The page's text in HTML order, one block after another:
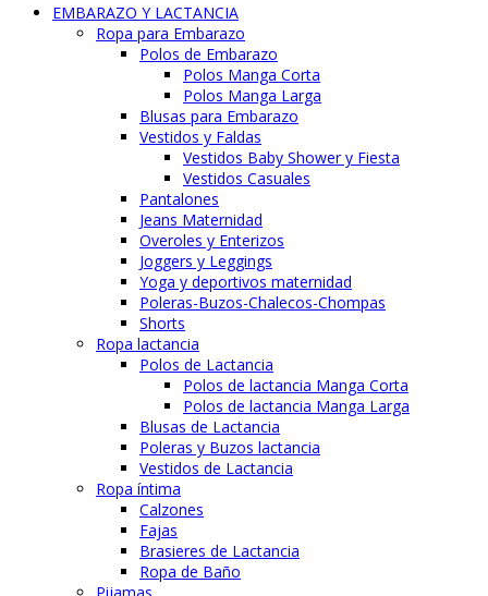
EMBARAZO Y LACTANCIA
Ropa para Embarazo
Polos de Embarazo
Polos Manga Corta
Polos Manga Larga
Blusas para Embarazo
Vestidos y Faldas
Vestidos Baby Shower y Fiesta
Vestidos Casuales
Pantalones
Jeans Maternidad
Overoles y Enterizos
Joggers y Leggings
Yoga y deportivos maternidad
Poleras-Buzos-Chalecos-Chompas
Shorts
Ropa lactancia
Polos de Lactancia
Polos de lactancia Manga Corta
Polos de lactancia Manga Larga
Blusas de Lactancia
Poleras y Buzos lactancia
Vestidos de Lactancia
Ropa íntima
Calzones
Fajas
Brasieres de Lactancia
Ropa de Baño